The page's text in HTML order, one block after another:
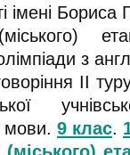
імені Бориса
з
ІІ
мови. 9 клас.